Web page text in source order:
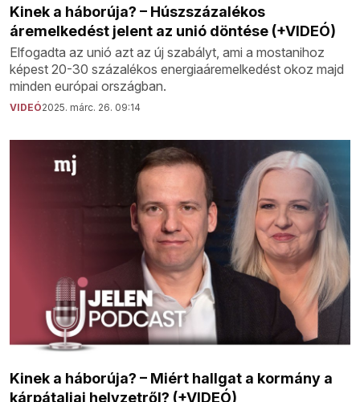
Kinek a háborúja? – Húszszázalékos
áremelkedést jelent az unió döntése (+VIDEÓ)
Elfogadta az unió azt az új szabályt, ami a mostanihoz
képest 20-30 százalékos energiaáremelkedést okoz majd
minden európai országban.
VIDEÓ2025. márc. 26. 09:14
Kinek a háborúja? – Miért hallgat a kormány a
kárpátaljai helyzetről? (+VIDEÓ)